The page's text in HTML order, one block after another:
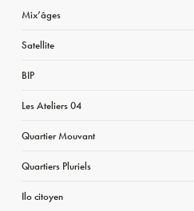
Mix’âges
Satellite
BIP
Les Ateliers 04
Quartier Mouvant
Quartiers Pluriels
Ilo citoyen